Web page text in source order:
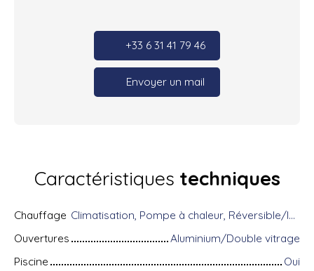
+33 6 31 41 79 46
Envoyer un mail
Caractéristiques techniques
Chauffage
Climatisation, Pompe à chaleur, Réversible/Individuel
Ouvertures
Aluminium/Double vitrage
Piscine
Oui